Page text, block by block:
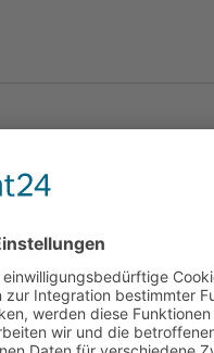
und 65 cm,
30° waschbar